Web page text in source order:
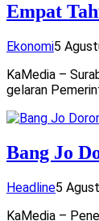
Empat
Ekonomi5
KaMedia –
gelaran
Bang Jo
Headline5
KaMedia –